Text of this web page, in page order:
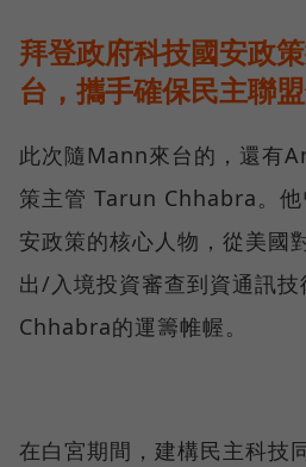
拜登政府科技國安政
台，攜手確保民主聯
此次隨Mann來台的，還有
策主管 Tarun Chhabra。他
安政策的核心人物，從美國
出/入境投資審查到資通訊
Chhabra的運籌帷幄。
在白宮期間，建構民主科技